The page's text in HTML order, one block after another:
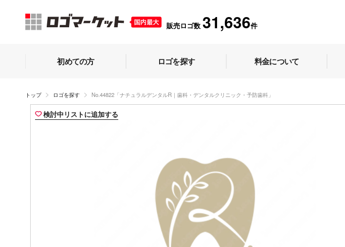
販売ロゴ数 31,636件
初めての方 ロゴを探す 料金について
トップ ロゴを探す No.44822「ナチュラルデンタルR｜歯科・デンタルクリニック・予防歯科」
検討中リストに追加する